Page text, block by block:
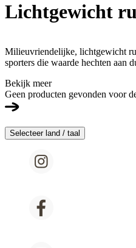
Lichtgewicht
Milieuvriendelijke, lichtgewicht
sporters die waarde hechten aan
om gewicht te besparen en
gemakkelijker te maken.
Bekijk meer
Geen producten gevonden voor
Selecteer land / taal